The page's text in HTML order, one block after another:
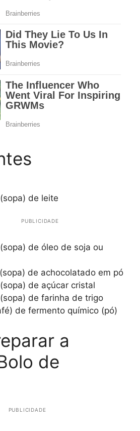
de leite
PUBLICIDADE
de óleo de soja ou
de achocolatado em pó
de açúcar cristal
de farinha de trigo
de fermento químico (pó)
a
de
PUBLICIDADE